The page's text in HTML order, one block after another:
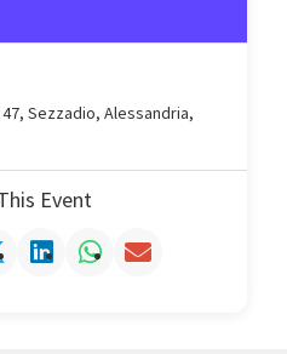
Sezzadio, Alessandria,
Event